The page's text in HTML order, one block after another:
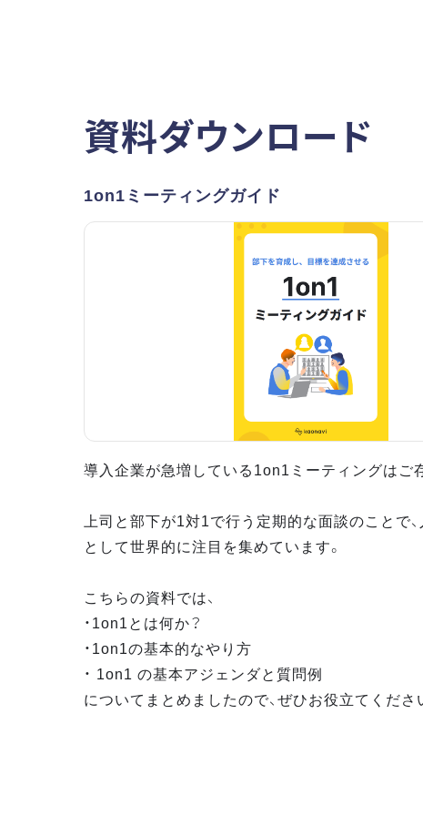
資料ダウンロード
1on1ミーティングガイド
導入企業が急増している1on1ミーティングはご
上司と部下が1対1で行う定期的な面談のことで
として世界的に注目を集めています。
こちらの資料では、
・1on1とは何か？
・1on1の基本的なやり方
・ 1on1 の基本アジェンダと質問例
についてまとめましたので、ぜひお役立てくださ